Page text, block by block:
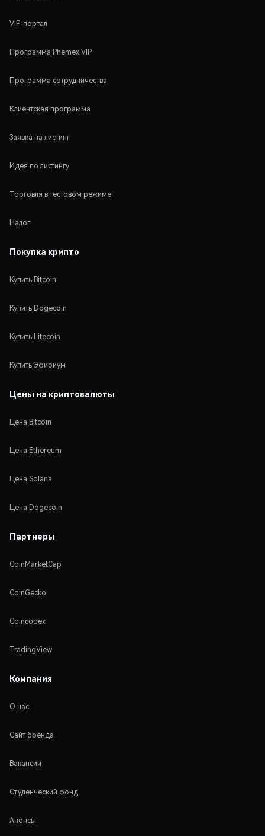
VIP-портал
Программа Phemex VIP
Программа сотрудничества
Клиентская программа
Заявка на листинг
Идея по листингу
Торговля в тестовом режиме
Налог
Покупка крипто
Купить Bitcoin
Купить Dogecoin
Купить Litecoin
Купить Эфириум
Цены на криптовалюты
Цена Bitcoin
Цена Ethereum
Цена Solana
Цена Dogecoin
Партнеры
CoinMarketCap
CoinGecko
Coincodex
TradingView
Компания
О нас
Сайт бренда
Вакансии
Студенческий фонд
Анонсы